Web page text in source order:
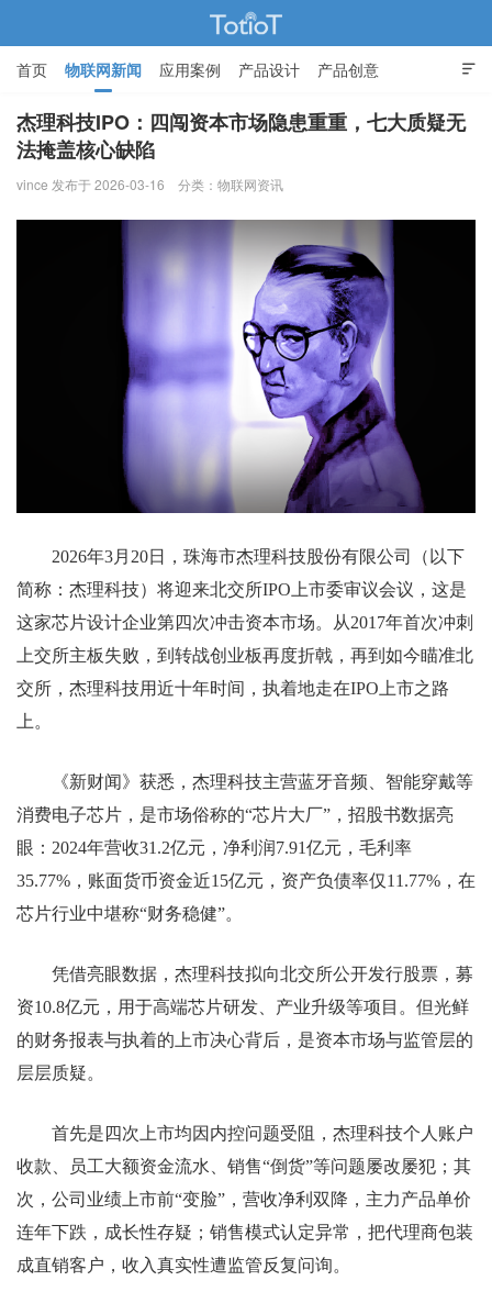
物联网的那些事 - Totiot

首页 物联网新闻 应用案例 产品设计 产品创意
智能家居
杰理科技IPO：四闯资本市场隐患重重，七大质疑无
法掩盖核心缺陷
vince 发布于 2026-03-16 分类： 物联网资讯
2026年3月20日，珠海市杰理科技股份有限公司（以下
简称：杰理科技）将迎来北交所IPO上市委审议会议，这是
这家芯片设计企业第四次冲击资本市场。从2017年首次冲刺
上交所主板失败，到转战创业板再度折戟，再到如今瞄准北
交所，杰理科技用近十年时间，执着地走在IPO上市之路
上。
《新财闻》获悉，杰理科技主营蓝牙音频、智能穿戴等
消费电子芯片，是市场俗称的“芯片大厂”，招股书数据亮
眼：2024年营收31.2亿元，净利润7.91亿元，毛利率
35.77%，账面货币资金近15亿元，资产负债率仅11.77%，在
芯片行业中堪称“财务稳健”。
凭借亮眼数据，杰理科技拟向北交所公开发行股票，募
资10.8亿元，用于高端芯片研发、产业升级等项目。但光鲜
的财务报表与执着的上市决心背后，是资本市场与监管层的
层层质疑。
首先是四次上市均因内控问题受阻，杰理科技个人账户
收款、员工大额资金流水、销售“倒货”等问题屡改屡犯；其
次，公司业绩上市前“变脸”，营收净利双降，主力产品单价
连年下跌，成长性存疑；销售模式认定异常，把代理商包装
成直销客户，收入真实性遭监管反复问询。